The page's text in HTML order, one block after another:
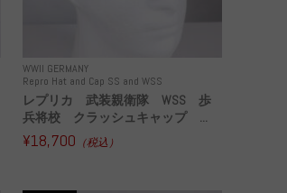
WWII GERMANY
Repro Hat and Cap SS and WSS
レプリカ 武装親衛隊 WSS 歩
兵将校 クラッシュキャップ ...
¥18,700 （税込）